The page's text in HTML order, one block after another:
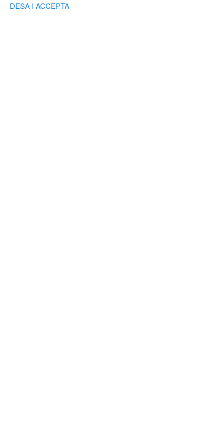
DESA I ACCEPTA